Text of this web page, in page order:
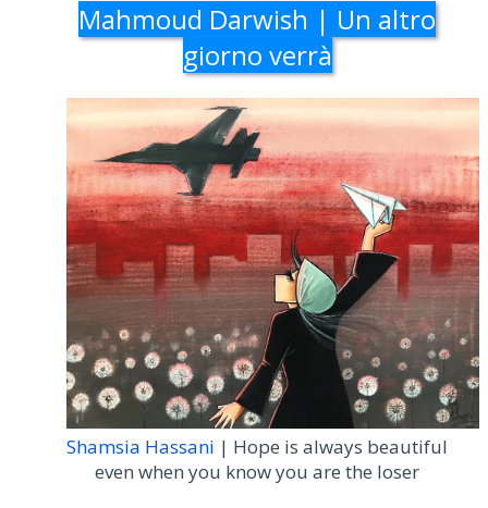
Mahmoud Darwish | Un altro
giorno verrà
Shamsia Hassani | Hope is always beautiful
even when you know you are the loser